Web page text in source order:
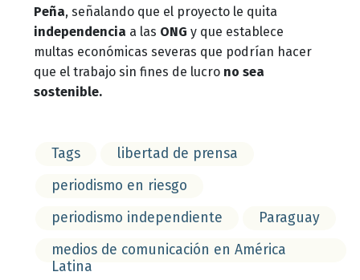
Peña, señalando que el proyecto le quita
independencia a las ONG y que establece
multas económicas severas que podrían hacer
que el trabajo sin fines de lucro no sea
sostenible.
Tags
libertad de prensa
periodismo en riesgo
periodismo independiente
Paraguay
medios de comunicación en América
Latina